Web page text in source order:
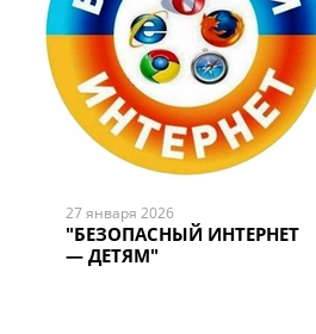
27 января 2026
"БЕЗОПАСНЫЙ ИНТЕРНЕТ
— ДЕТЯМ"